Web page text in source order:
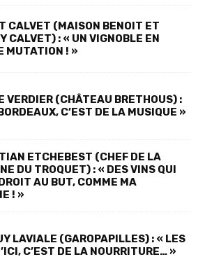
CALVET (MAISON BENOIT ET
CALVET) : « UN VIGNOBLE EN
MUTATION ! »
VERDIER (CHÂTEAU BRETHOUS) :
C’EST DE LA MUSIQUE »
ETCHEBEST (CHEF DE LA
DU TROQUET) : « DES VINS QUI
AU BUT, COMME MA
! »
LAVIALE (GAROPAPILLES) : « LES
C’EST DE LA NOURRITURE… »